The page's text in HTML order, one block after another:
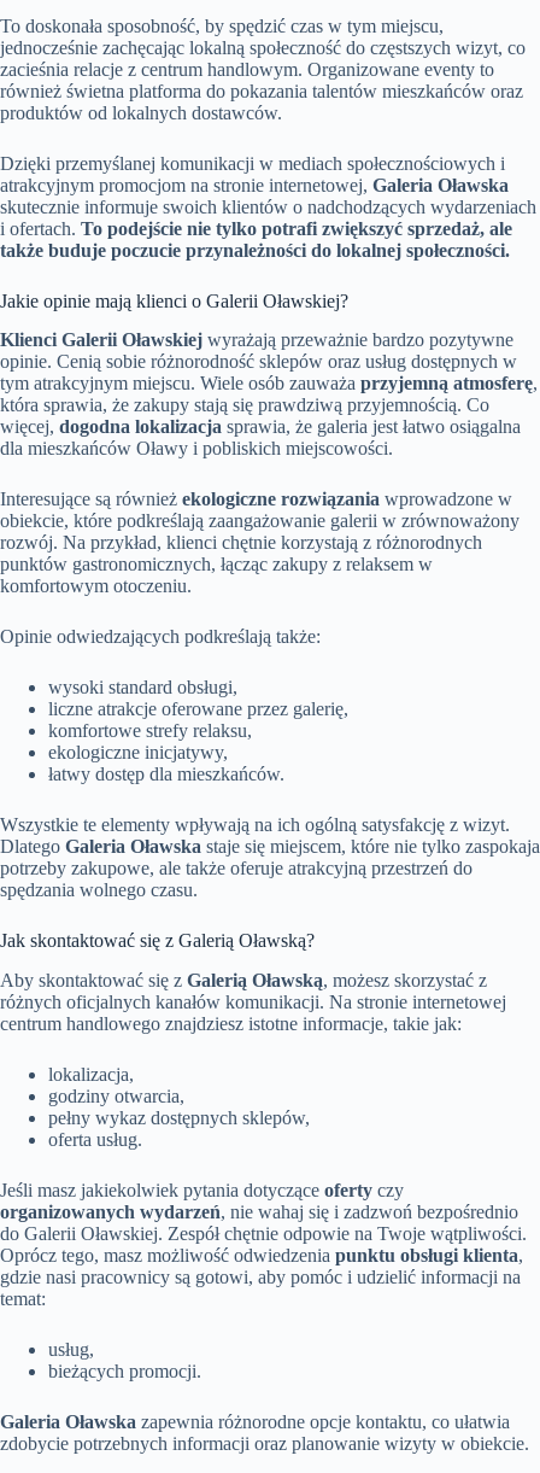
To doskonała sposobność, by spędzić czas w tym miejscu,
jednocześnie zachęcając lokalną społeczność do częstszych wizyt, co
zacieśnia relacje z centrum handlowym. Organizowane eventy to
również świetna platforma do pokazania talentów mieszkańców oraz
produktów od lokalnych dostawców.
Dzięki przemyślanej komunikacji w mediach społecznościowych i
atrakcyjnym promocjom na stronie internetowej, Galeria Oławska
skutecznie informuje swoich klientów o nadchodzących wydarzeniach
i ofertach. To podejście nie tylko potrafi zwiększyć sprzedaż, ale
także buduje poczucie przynależności do lokalnej społeczności.
Jakie opinie mają klienci o Galerii Oławskiej?
Klienci Galerii Oławskiej wyrażają przeważnie bardzo pozytywne
opinie. Cenią sobie różnorodność sklepów oraz usług dostępnych w
tym atrakcyjnym miejscu. Wiele osób zauważa przyjemną atmosferę,
która sprawia, że zakupy stają się prawdziwą przyjemnością. Co
więcej, dogodna lokalizacja sprawia, że galeria jest łatwo osiągalna
dla mieszkańców Oławy i pobliskich miejscowości.
Interesujące są również ekologiczne rozwiązania wprowadzone w
obiekcie, które podkreślają zaangażowanie galerii w zrównoważony
rozwój. Na przykład, klienci chętnie korzystają z różnorodnych
punktów gastronomicznych, łącząc zakupy z relaksem w
komfortowym otoczeniu.
Opinie odwiedzających podkreślają także:
wysoki standard obsługi,
liczne atrakcje oferowane przez galerię,
komfortowe strefy relaksu,
ekologiczne inicjatywy,
łatwy dostęp dla mieszkańców.
Wszystkie te elementy wpływają na ich ogólną satysfakcję z wizyt.
Dlatego Galeria Oławska staje się miejscem, które nie tylko zaspokaja
potrzeby zakupowe, ale także oferuje atrakcyjną przestrzeń do
spędzania wolnego czasu.
Jak skontaktować się z Galerią Oławską?
Aby skontaktować się z Galerią Oławską, możesz skorzystać z
różnych oficjalnych kanałów komunikacji. Na stronie internetowej
centrum handlowego znajdziesz istotne informacje, takie jak:
lokalizacja,
godziny otwarcia,
pełny wykaz dostępnych sklepów,
oferta usług.
Jeśli masz jakiekolwiek pytania dotyczące oferty czy
organizowanych wydarzeń, nie wahaj się i zadzwoń bezpośrednio
do Galerii Oławskiej. Zespół chętnie odpowie na Twoje wątpliwości.
Oprócz tego, masz możliwość odwiedzenia punktu obsługi klienta,
gdzie nasi pracownicy są gotowi, aby pomóc i udzielić informacji na
temat:
usług,
bieżących promocji.
Galeria Oławska zapewnia różnorodne opcje kontaktu, co ułatwia
zdobycie potrzebnych informacji oraz planowanie wizyty w obiekcie.